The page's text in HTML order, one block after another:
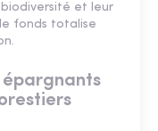
et leur
fonds totalise